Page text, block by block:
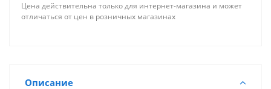
Цена действительна только для интернет-магазина и может
отличаться от цен в розничных магазинах
Описание